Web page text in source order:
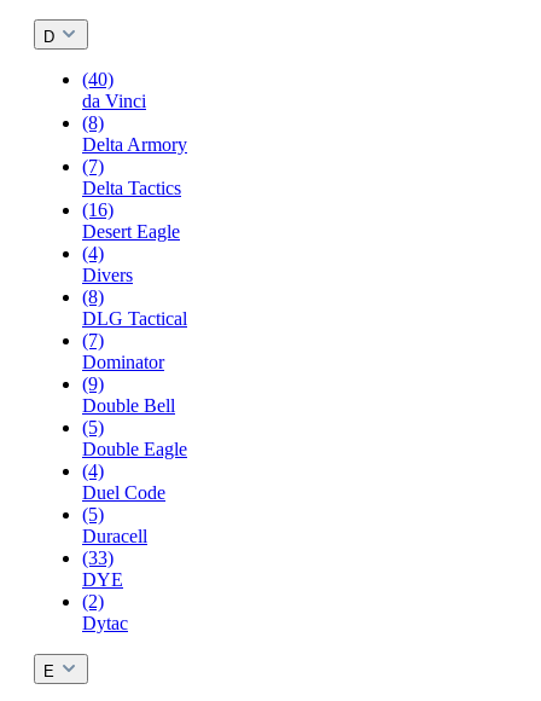
D
(40)
da Vinci
(8)
Delta Armory
(7)
Delta Tactics
(16)
Desert Eagle
(4)
Divers
(8)
DLG Tactical
(7)
Dominator
(9)
Double Bell
(5)
Double Eagle
(4)
Duel Code
(5)
Duracell
(33)
DYE
(2)
Dytac
E